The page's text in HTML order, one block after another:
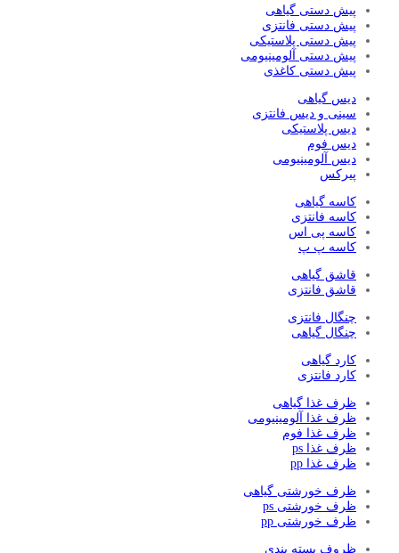
پیش دستی گیاهی
پیش دستی فانتزی
پیش دستی پلاستیکی
پیش دستی آلومینیومی
پیش دستی کاغذی
دیس گیاهی
سینی و دیس فانتزی
دیس پلاستیکی
دیس فوم
دیس آلومینیومی
پیرکس
کاسه گیاهی
کاسه فانتزی
کاسه پی اس
کاسه پ پ
قاشق گیاهی
قاشق فانتزی
چنگال فانتزی
چنگال گیاهی
کارد گیاهی
کارد فانتزی
ظرف غذا گیاهی
ظرف غذا آلومینیومی
ظرف غذا فوم
ظرف غذا ps
ظرف غذا pp
ظرف خورشتی گیاهی
ظرف خورشتی ps
ظرف خورشتی pp
ظروف بسته بندی